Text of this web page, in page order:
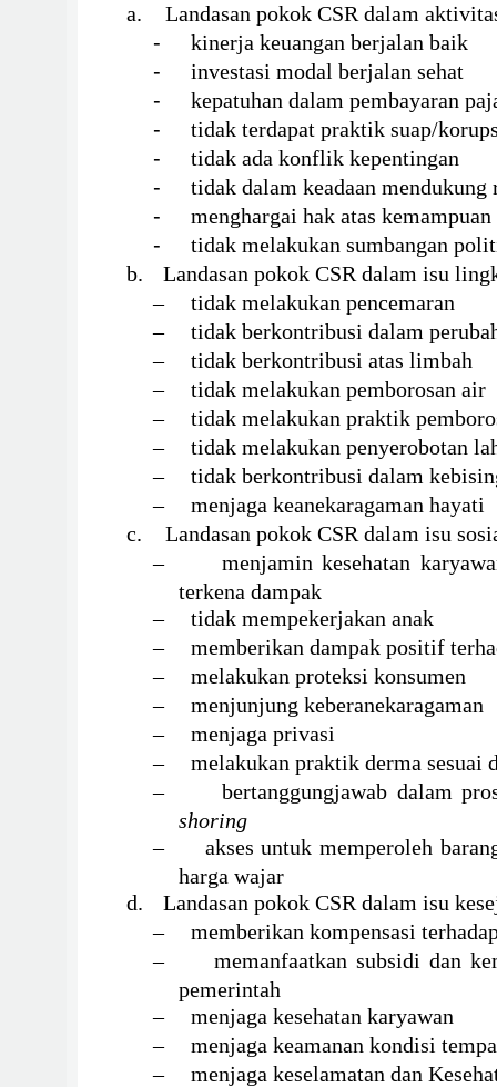
a.
Landasan pokok CSR dalam
-
kinerja keuangan berjalan baik
-
investasi modal berjalan sehat
-
kepatuhan dalam pembayaran
-
tidak terdapat praktik suap/k
-
tidak ada konflik kepentingan
-
tidak dalam keadaan
-
menghargai hak atas
-
tidak melakukan sumbangan
b.
Landasanpokok CSR dalam isul
–
tidak melakukan pencemaran
–
tidak berkontribusi dalam
–
tidak berkontribusi atas limbah
–
tidak melakukan pemborosan air
–
tidak melakukan praktik
–
tidak melakukan penyerobotan
–
tidak berkontribusi dalam
–
menjaga keanekaragaman hayati
c.
Landasan pokok CSR dalam isu
–
menjaminkesehatan
terkena dampak
–
tidak mempekerjakan anak
–
memberikan dampak positif
–
melakukan proteksi konsumen
–
menjunjung keberanekaragaman
–
menjaga privasi
–
melakukan praktik derma sesuai
–
bertanggungjawab dalam
shoring
–
akses untuk memperoleh
harga wajar
d.
Landasan pokok CSR dalam isu
–
memberikan kompensasi
–
memanfaatkan subsidi dan
pemerintah
–
menjaga kesehatan karyawan
–
menjaga keamanan kondisi
–
menjaga keselamatan dan